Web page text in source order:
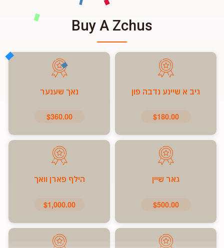
Buy A Zchus
גיב א שיינע נדבה פון
$180.00
נאך שענער
$360.00
גאר שיין
$500.00
הילף פארן וואך
$1,000.00